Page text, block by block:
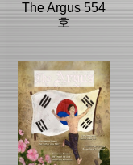
The Argus 554
호